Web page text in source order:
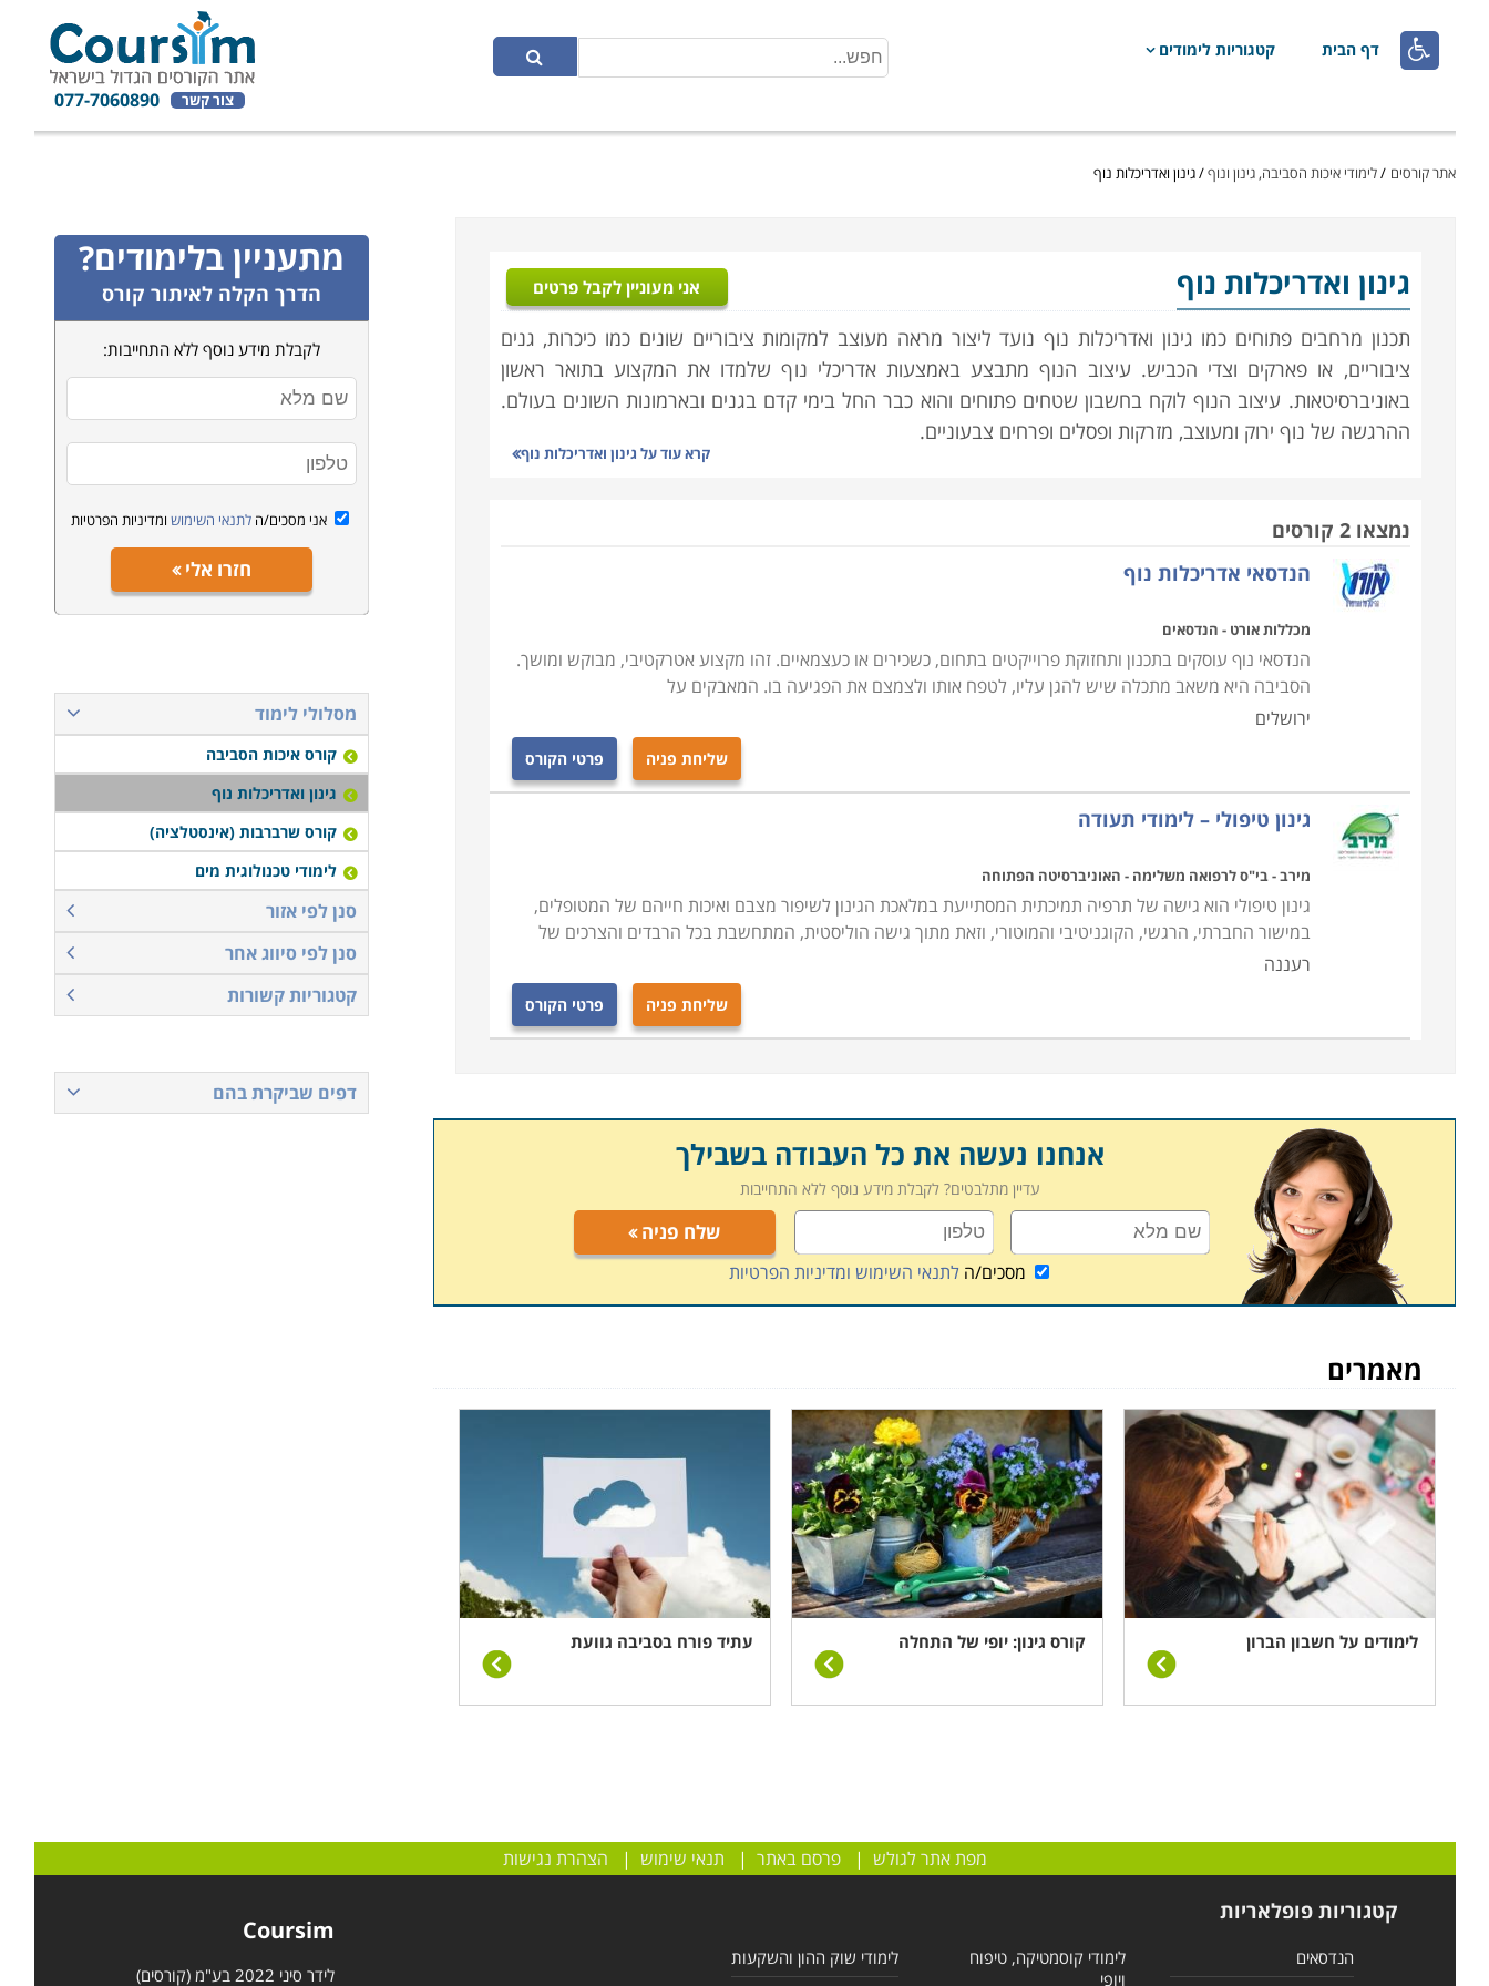
 דף הבית קטגוריות לימודים
צור קשר 077-7060890
אתר קורסים /לימודי איכות הסביבה, גינון ונוף/גינון ואדריכלות נוף
גינון ואדריכלות נוף אני מעוניין לקבל פרטים
תכנון מרחבים פתוחים כמו גינון ואדריכלות נוף נועד ליצור מראה מעוצב למקומות ציבוריים שונים כמו כיכרות, גנים
ציבוריים, או פארקים וצדי הכביש. עיצוב הנוף מתבצע באמצעות אדריכלי נוף שלמדו את המקצוע בתואר ראשון
באוניברסיטאות. עיצוב הנוף לוקח בחשבון שטחים פתוחים והוא כבר החל בימי קדם בגנים ובארמונות השונים בעולם.
ההרגשה של נוף ירוק ומעוצב, מזרקות ופסלים ופרחים צבעוניים.
הם אלה שיודעים טוב את המקצוע, וכיצד להעניק טיפול כולל בגינות ופארקים. הם מכירים את כל סוגי הצמחים והיכן טוב
לשתול אותם. הגננים יודעים לתכנון את התשתיות הקיימות תוך ניצולם בדרך הטובה ביותר, כך שאדריכלי הנוף והגננים
עובדים במשולב. הגננים מועסקים ע"י מועצות ועיריות שונות על מנת לעצב ולדאוג לתחזוקה השוטפת.
ההבדל בין גינון לאדריכלות נוף
ההבדל בין השניים הינו משמעותי, הגינון הוא יותר בבחינת אחזקה שוטפת של הגינה, אדריכלות נוף הוא תכנון של
המרחב הפתוח, האדריכלות נוף קשורה גם בתכנון כיכרות או על טיילות נוף במרחב הציבורי ושטחים מתחת לכיפת
השמים ובחצרות מוזיאונים ועוד. הרבה חברות גינון עשו הסבה ומציעות שירותי אדריכלות נוף לתכנון ועיצוב הגינה
הפרטית, בניית מסלעות ושילוב הצמחים הנכונים , בניית מזרקות , הקמת בריכות נוי ותכנון צמחיה שהיא חסכונית במים
או הקמת דשא סינטטי שהוא היום מאוד פופולרי בגנים ציבוריים ופרטיים בגלל המחסור במים בארץ.
ההשפעה של אדריכלות נוף על חיינו
לעתים בלי שאנו מודעים לכך, תחומים אלו משפיעים על חיינו, העיצוב של הגינה שלנו באמצעותם ותכנון הסביבה בה
אנו חיים משלבים בין הטבע לאדם. האדם תמיד היה מחובר לטבע ולחשיבותם של הצמחים והעצים באוויר שאנו
הקורסים נלמדים במכללות שונות ברחבי הארץ כחלק מתוכניות לימודים אחרות או כמסלולי לימוד עצמאיים. בין הערים
קרא עוד על גינון ואדריכלות נוף
נמצאו 2 קורסים
הנדסאי אדריכלות נוף
מכללות אורט - הנדסאים
הנדסאי נוף עוסקים בתכנון ותחזוקת פרוייקטים בתחום, כשכירים או כעצמאיים. זהו מקצוע אטרקטיבי, מבוקש ומושך.
הסביבה היא משאב מתכלה שיש להגן עליו, לטפח אותו ולצמצם את הפגיעה בו. המאבקים על
ירושלים
שליחת פניה פרטי הקורס
גינון טיפולי – לימודי תעודה
מירב - בי"ס לרפואה משלימה - האוניברסיטה הפתוחה
גינון טיפולי הוא גישה של תרפיה תמיכתית המסתייעת במלאכת הגינון לשיפור מצבם ואיכות חייהם של המטופלים,
במישור החברתי, הרגשי, הקוגניטיבי והמוטורי, וזאת מתוך גישה הוליסטית, המתחשבת בכל הרבדים והצרכים של
רעננה
שליחת פניה פרטי הקורס
אנחנו נעשה את כל העבודה בשבילך
עדיין מתלבטים? לקבלת מידע נוסף ללא התחייבות
שלח פניה
מסכים/הלתנאי השימוש ומדיניות הפרטיות
מאמרים
לימודים על חשבון הברון קורס גינון: יופי של התחלה עתיד פורח בסביבה גוועת
מתעניין בלימודים?
הדרך הקלה לאיתור קורס
לקבלת מידע נוסף ללא התחייבות:
אני מסכים/הלתנאי השימוש ומדיניות הפרטיות
חזרו אלי
מסלולי לימוד
קורס איכות הסביבה
גינון ואדריכלות נוף
קורס שרברבות (אינסטלציה)
לימודי טכנולוגית מים
סנן לפי אזור
סנן לפי סיווג אחר
קטגוריות קשורות
דפים שביקרת בהם
מפת אתר לגולש |פרסם באתר | תנאי שימוש | הצהרת נגישות
קטגוריות פופלאריות
הנדסאים
לימודי קוסמטיקה, טיפוח
ויופי
לימודי שוק ההון והשקעות
Coursim
לידר סיני 2022 בע"מ (קורסים)